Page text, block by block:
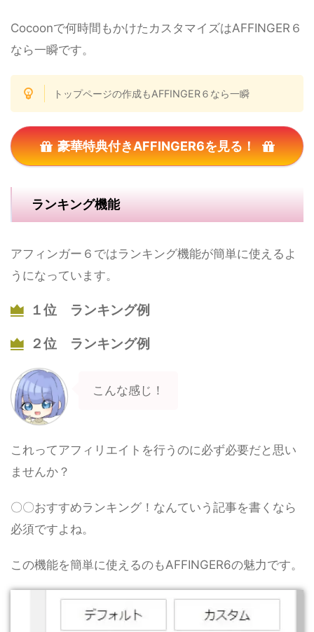
Cocoonで何時間もかけたカスタマイズはAFFINGER６
なら一瞬です。
トップページの作成もAFFINGER６なら一瞬
豪華特典付きAFFINGER6を見る！
ランキング機能
アフィンガー６ではランキング機能が簡単に使えるよ
うになっています。
１位 ランキング例
２位 ランキング例
こんな感じ！
これってアフィリエイトを行うのに必ず必要だと思い
ませんか？
〇〇おすすめランキング！なんていう記事を書くなら
必須ですよね。
この機能を簡単に使えるのもAFFINGER6の魅力です。